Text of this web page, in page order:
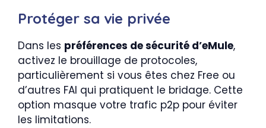
Protéger sa vie privée
Dans les préférences de sécurité d’eMule,
activez le brouillage de protocoles,
particulièrement si vous êtes chez Free ou
d’autres FAI qui pratiquent le bridage. Cette
option masque votre trafic p2p pour éviter
les limitations.